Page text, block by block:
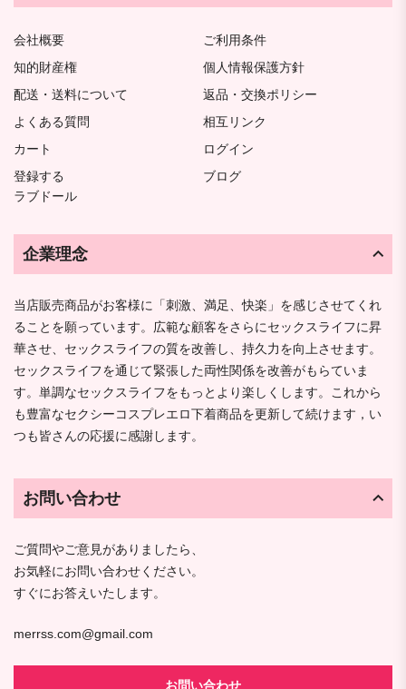
会社概要
ご利用条件
知的財産権
個人情報保護方針
配送・送料について
返品・交換ポリシー
よくある質問
相互リンク
カート
ログイン
登録する
ブログ
ラブドール
企業理念
当店販売商品がお客様に「刺激、満足、快楽」を感じさせてくれ
ることを願っています。広範な顧客をさらにセックスライフに昇
華させ、セックスライフの質を改善し、持久力を向上させます。
セックスライフを通じて緊張した両性関係を改善がもらていま
す。単調なセックスライフをもっとより楽しくします。これから
も豊富なセクシーコスプレエロ下着商品を更新して続けます，い
つも皆さんの応援に感謝します。
お問い合わせ
ご質問やご意見がありましたら、
お気軽にお問い合わせください。
すぐにお答えいたします。
merrss.com@gmail.com
お問い合わせ